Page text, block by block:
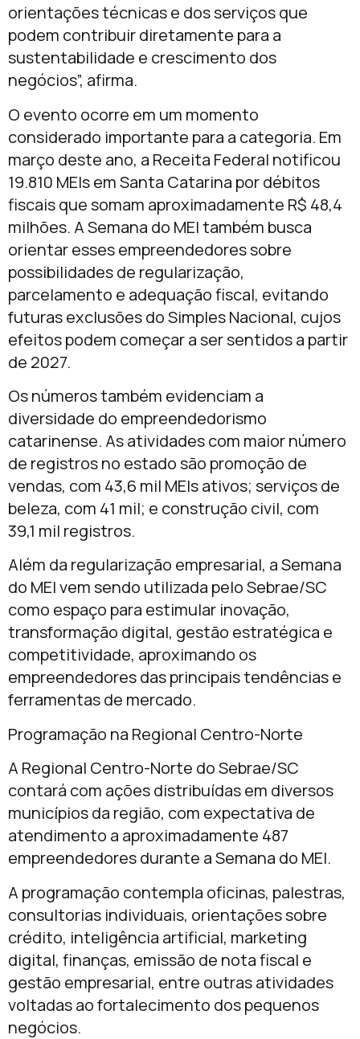
orientações técnicas e dos serviços que
podem contribuir diretamente para a
sustentabilidade e crescimento dos
negócios”, afirma.
O evento ocorre em um momento
considerado importante para a categoria. Em
março deste ano, a Receita Federal notificou
19.810 MEIs em Santa Catarina por débitos
fiscais que somam aproximadamente R$ 48,4
milhões. A Semana do MEI também busca
orientar esses empreendedores sobre
possibilidades de regularização,
parcelamento e adequação fiscal, evitando
futuras exclusões do Simples Nacional, cujos
efeitos podem começar a ser sentidos a partir
de 2027.
Os números também evidenciam a
diversidade do empreendedorismo
catarinense. As atividades com maior número
de registros no estado são promoção de
vendas, com 43,6 mil MEIs ativos; serviços de
beleza, com 41 mil; e construção civil, com
39,1 mil registros.
Além da regularização empresarial, a Semana
do MEI vem sendo utilizada pelo Sebrae/SC
como espaço para estimular inovação,
transformação digital, gestão estratégica e
competitividade, aproximando os
empreendedores das principais tendências e
ferramentas de mercado.
Programação na Regional Centro-Norte
A Regional Centro-Norte do Sebrae/SC
contará com ações distribuídas em diversos
municípios da região, com expectativa de
atendimento a aproximadamente 487
empreendedores durante a Semana do MEI.
A programação contempla oficinas, palestras,
consultorias individuais, orientações sobre
crédito, inteligência artificial, marketing
digital, finanças, emissão de nota fiscal e
gestão empresarial, entre outras atividades
voltadas ao fortalecimento dos pequenos
negócios.